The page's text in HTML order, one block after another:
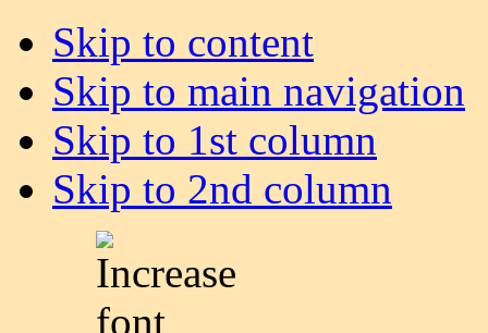
Skip to content
Skip to main navigation
Skip to 1st column
Skip to 2nd column